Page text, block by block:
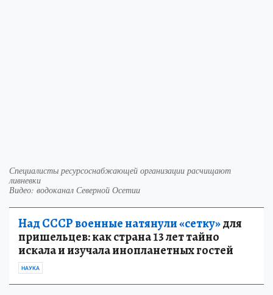
Специалисты ресурсоснабжающей организации расчищают
ливневки
Видео: водоканал Северной Осетии
Над СССР военные натянули «сетку»для
пришельцев: как страна 13 лет тайно
искала и изучала инопланетных гостей
НАУКА